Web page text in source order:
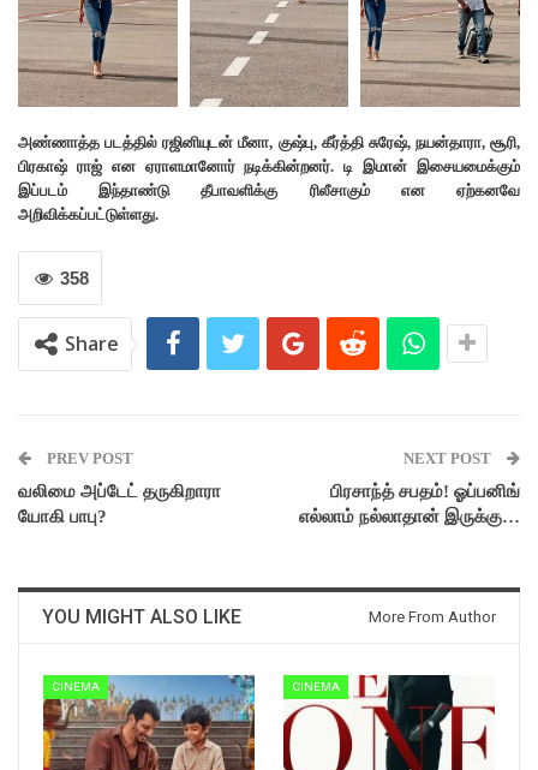
அண்ணாத்த படத்தில் ரஜினியுடன் மீனா, குஷ்பு, கீர்த்தி சுரேஷ், நயன்தாரா, சூரி,
பிரகாஷ் ராஜ் என ஏராளமானோர் நடிக்கின்றனர். டி இமான் இசையமைக்கும்
இப்படம் இந்தாண்டு தீபாவளிக்கு ரிலீசாகும் என ஏற்கனவே
அறிவிக்கப்பட்டுள்ளது.
358
Share
PREV POST
வலிமை அப்டேட் தருகிறாரா
யோகி பாபு?
NEXT POST
பிரசாந்த் சபதம்! ஓப்பனிங்
எல்லாம் நல்லாதான் இருக்கு…
YOU MIGHT ALSO LIKE More From Author
CINEMA CINEMA